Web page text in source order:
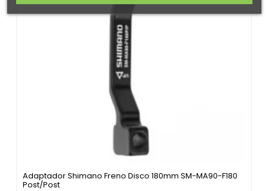
Adaptador Shimano Freno Disco 180mm SM-MA90-F180
Post/Post